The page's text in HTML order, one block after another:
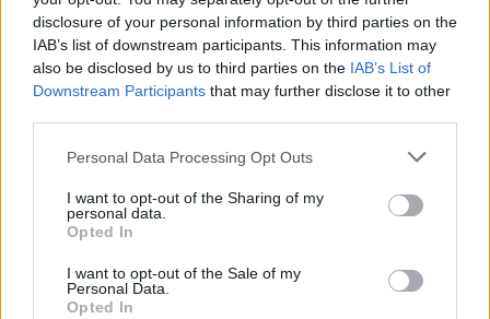
disclosure of your personal information by third parties on the
IAB’s list of downstream participants. This information may
also be disclosed by us to third parties on the IAB’s List of
Downstream Participants that may further disclose it to other
Personal Data Processing Opt Outs
I want to opt-out of the Sharing of my
personal data.
Opted In
I want to opt-out of the Sale of my
Personal Data.
Opted In
társadalmi egyeztetésen az új törvényjavaslat
A benyújtott törvényjavaslat célja a tankerületi fenntartású
intézmények szakmai önállóságának növelése, az igazgatók
jogköreinek bővítése, illetve a pedagógusok és más köznevelésben
amelyeket a szakmai szervezetek évek óta napirenden tartanak.